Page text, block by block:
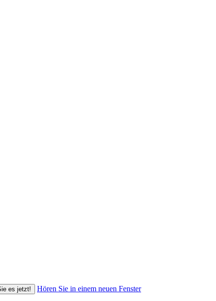
es jetzt! Hören Sie in einem neuen Fenster